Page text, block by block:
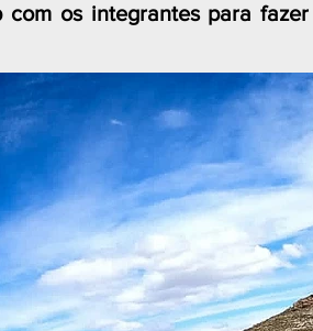
os integrantes para